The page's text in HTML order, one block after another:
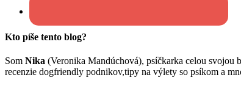
Kto píše tento blog?
Som Nika (Veronika Mandúchová), psíčkarka celou svojou
recenzie dogfriendly podnikov,tipy na výlety so psíkom a